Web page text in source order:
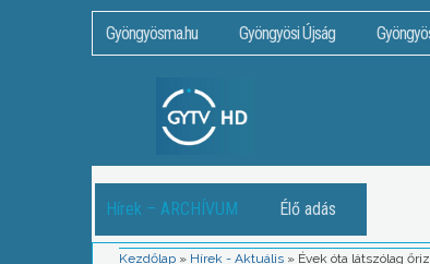
Gyöngyösma.hu Gyöngyösi Újság
Hírek – ARCHÍVUM Élő adás
Kezdőlap » Hírek - Aktuális » Évek óta látszólag